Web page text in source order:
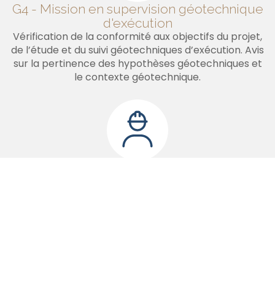
G4 - Mission en supervision géotechnique
d'exécution
Vérification de la conformité aux objectifs du projet,
de l’étude et du suivi géotechniques d’exécution. Avis
sur la pertinence des hypothèses géotechniques et
le contexte géotechnique.